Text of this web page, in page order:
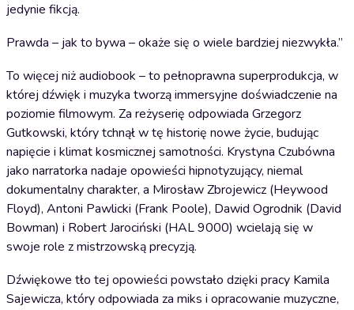
jedynie fikcją.
Prawda – jak to bywa – okaże się o wiele bardziej niezwykła.”
To więcej niż audiobook – to pełnoprawna superprodukcja, w
której dźwięk i muzyka tworzą immersyjne doświadczenie na
poziomie filmowym. Za reżyserię odpowiada Grzegorz
Gutkowski, który tchnął w tę historię nowe życie, budując
napięcie i klimat kosmicznej samotności. Krystyna Czubówna
jako narratorka nadaje opowieści hipnotyzujący, niemal
dokumentalny charakter, a Mirosław Zbrojewicz (Heywood
Floyd), Antoni Pawlicki (Frank Poole), Dawid Ogrodnik (David
Bowman) i Robert Jarociński (HAL 9000) wcielają się w
swoje role z mistrzowską precyzją.
Dźwiękowe tło tej opowieści powstało dzięki pracy Kamila
Sajewicza, który odpowiada za miks i opracowanie muzyczne,